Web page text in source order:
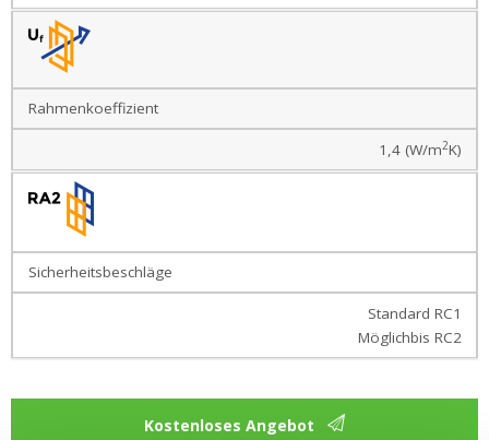
Rahmenkoeffizient
1,4 (W/m2K)
Sicherheitsbeschläge
Standard RC1
Möglichbis RC2
Kostenloses Angebot
ultramatt
Balkontüren
aus Holz
Denkmalschutztüren
Balkontüren
aus
Aluminium
Terrassentür
Hebeschiebetür
Hebeschiebetüren